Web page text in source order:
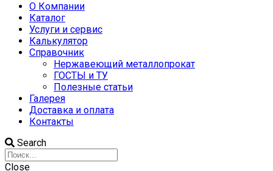
О Компании
Каталог
Услуги и сервис
Калькулятор
Справочник
Нержавеющий металлопрокат
ГОСТЫ и ТУ
Полезные статьи
Галерея
Доставка и оплата
Контакты
Search
Close